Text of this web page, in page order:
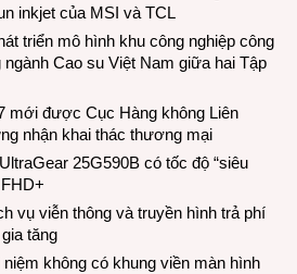
inkjet của MSI và TCL
triển mô hình khu công nghiệp công
ngành Cao su Việt Nam giữa hai Tập
mới được Cục Hàng không Liên
nhận khai thác thương mại
25G590B có tốc độ “siêu
vụ viễn thông và truyền hình trả phí
tăng
không có khung viền màn hình